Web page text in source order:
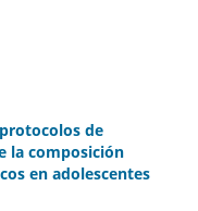
de
la composición
en adolescentes